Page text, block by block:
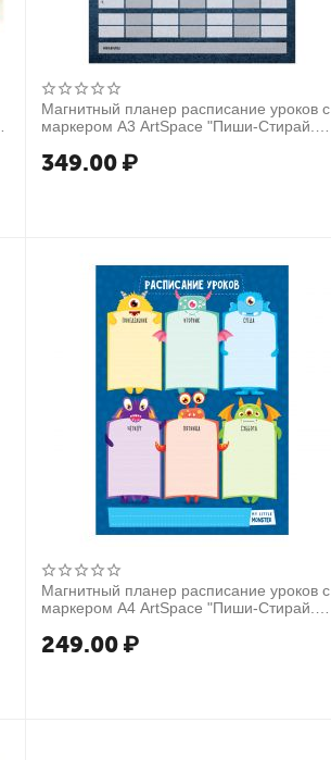
Магнитный планер расписание уроков с
маркером А3 ArtSpace "Пиши-Стирай.
349.00 ₽
Магнитный планер расписание уроков с
маркером А4 ArtSpace "Пиши-Стирай.
249.00 ₽